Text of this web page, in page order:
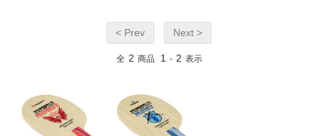
< Prev Next >
全 2 商品 1 - 2 表示